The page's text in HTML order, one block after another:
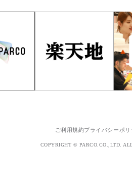
ご利用規約プライバシーポリ
COPYRIGHT © PARCO.CO.,LTD.